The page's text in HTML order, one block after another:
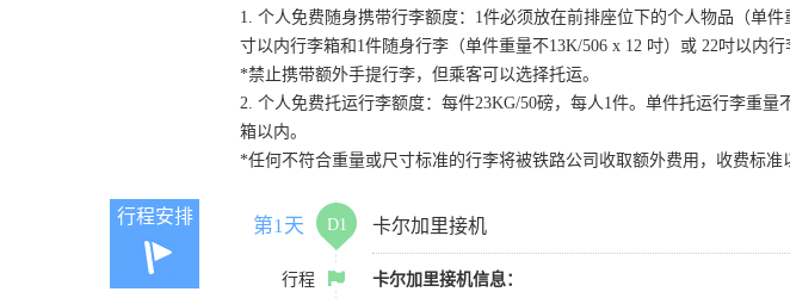
1. 个人免费随身携带行李额度：1件必须放在前排座位下的个人物品（单
寸以内行李箱和1件随身行李（单件重量不13K/506 x 12 吋）或 22吋以内行
*禁止携带额外手提行李，但乘客可以选择托运。
2. 个人免费托运行李额度：每件23KG/50磅，每人1件。单件托运行李重
箱以内。
*任何不符合重量或尺寸标准的行李将被铁路公司收取额外费用，收费标准
行程安排 第1天 D1 卡尔加里接机
行程
卡尔加里接机信息：